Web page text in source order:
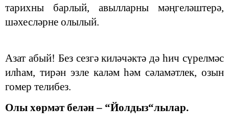
тарихны барлый, авылларны мәңгеләштерә,
шәхесләрне олылый.
Азат абый! Без сезгә киләчәктә дә һич сүрелмәс
илһам, тирән эзле каләм һәм сәламәтлек, озын
гомер телибез.
Олы хөрмәт белән – “Йолдыз“лылар.